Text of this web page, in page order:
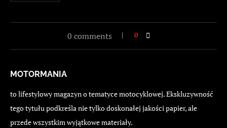
0 comments 0
MOTORMANIA
to lifestylowy magazyn o tematyce motocyklowej. Ekskluzywność
tego tytułu podkreśla nie tylko doskonałej jakości papier, ale
przede wszystkim wyjątkowe materiały.